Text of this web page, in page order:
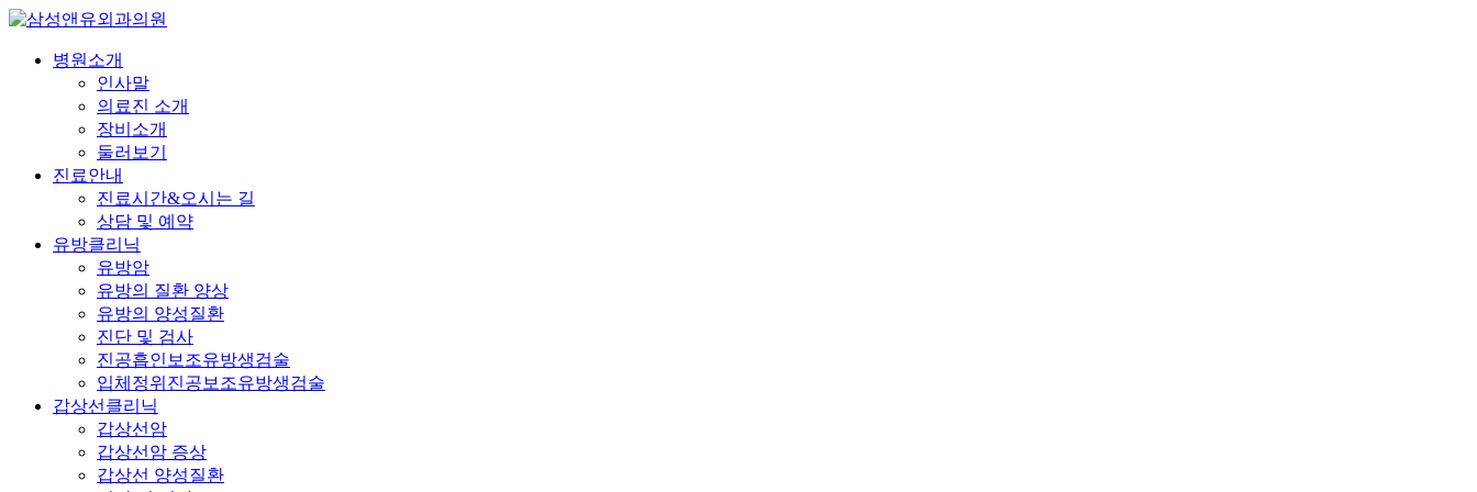
병원소개
인사말
의료진 소개
장비소개
둘러보기
진료안내
진료시간&오시는 길
상담 및 예약
유방클리닉
유방암
유방의 질환 양상
유방의 양성질환
진단 및 검사
진공흡인보조유방생검술
입체정위진공보조유방생검술
갑상선클리닉
갑상선암
갑상선암 증상
갑상선 양성질환